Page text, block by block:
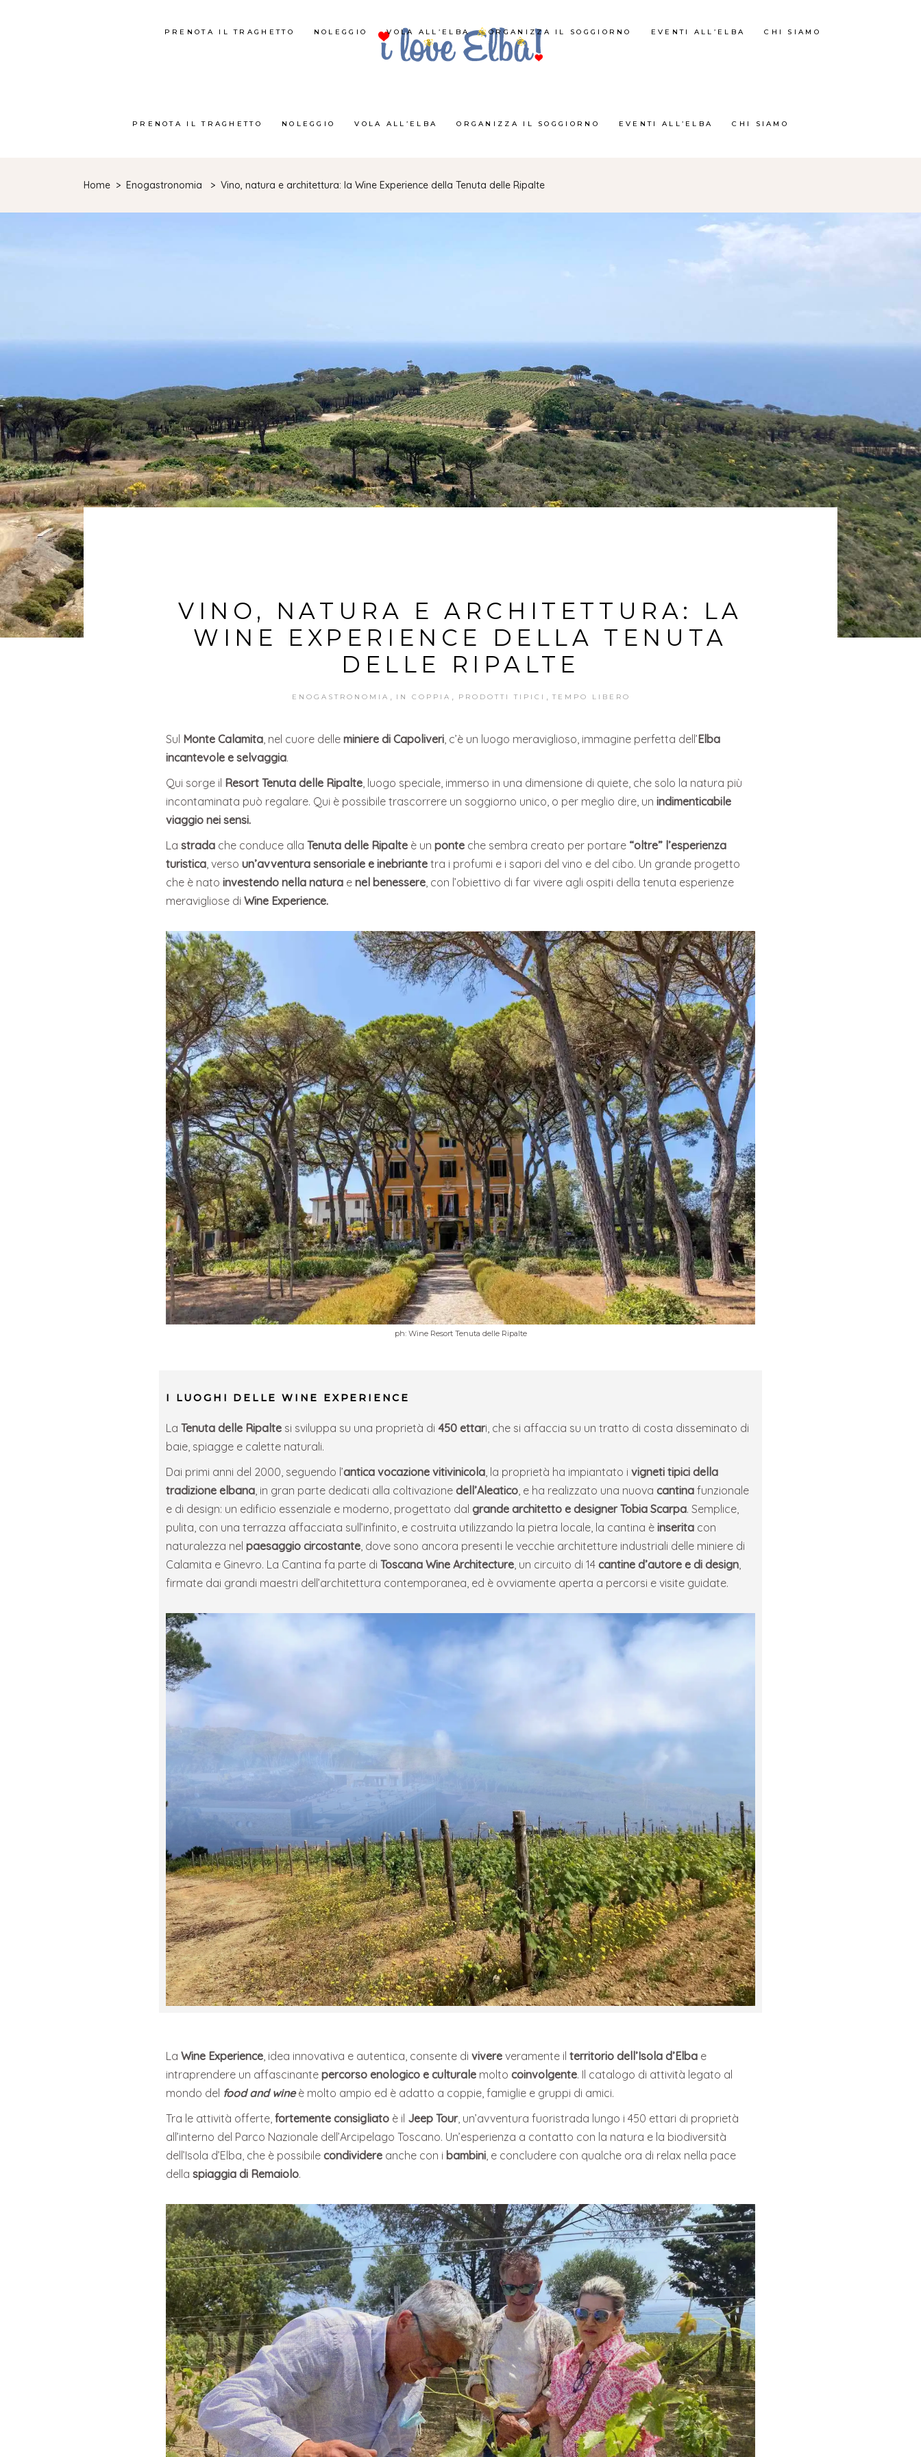
PRENOTA IL TRAGHETTO NOLEGGIO VOLA ALL’ELBA ORGANIZZA IL SOGGIORNO EVENTI ALL’ELBA CHI SIAMO
PRENOTA IL TRAGHETTO NOLEGGIO VOLA ALL’ELBA ORGANIZZA IL SOGGIORNO EVENTI ALL’ELBA CHI SIAMO
Home > Enogastronomia > Vino, natura e architettura: la Wine Experience della Tenuta delle Ripalte
VINO, NATURA E ARCHITETTURA: LA
WINE EXPERIENCE DELLA TENUTA
DELLE RIPALTE
ENOGASTRONOMIA IN COPPIA PRODOTTI TIPICI TEMPO LIBERO
Sul Monte Calamita, nel cuore delle miniere di Capoliveri, c’è un luogo meraviglioso, immagine perfetta dell’Elba
incantevole e selvaggia.
Qui sorge il Resort Tenuta delle Ripalte, luogo speciale, immerso in una dimensione di quiete, che solo la natura più
incontaminata può regalare. Qui è possibile trascorrere un soggiorno unico, o per meglio dire, un indimenticabile
viaggio nei sensi.
La strada che conduce alla Tenuta delle Ripalte è un ponte che sembra creato per portare “oltre” l’esperienza
turistica, verso un’avventura sensoriale e inebriante tra i profumi e i sapori del vino e del cibo. Un grande progetto
che è nato investendo nella natura e nel benessere, con l’obiettivo di far vivere agli ospiti della tenuta esperienze
meravigliose di Wine Experience.
ph: Wine Resort Tenuta delle Ripalte
I LUOGHI DELLE WINE EXPERIENCE
La Tenuta delle Ripalte si sviluppa su una proprietà di 450 ettari, che si affaccia su un tratto di costa disseminato di
baie, spiagge e calette naturali.
Dai primi anni del 2000, seguendo l’antica vocazione vitivinicola , la proprietà ha impiantato i vigneti tipici della
tradizione elbana , in gran parte dedicati alla coltivazione dell’Aleatico , e ha realizzato una nuova cantina funzionale
e di design: un edificio essenziale e moderno, progettato dal grande architetto e designer Tobia Scarpa. Semplice,
pulita, con una terrazza affacciata sull’infinito, e costruita utilizzando la pietra locale, la cantina è inserita con
naturalezza nel paesaggio circostante , dove sono ancora presenti le vecchie architetture industriali delle miniere di
Calamita e Ginevro. La Cantina fa parte di Toscana Wine Architecture , un circuito di 14 cantine d’autore e di design
firmate dai grandi maestri dell’architettura contemporanea, ed è ovviamente aperta a percorsi e visite guidate.
La Wine Experience , idea innovativa e autentica, consente di vivere veramente il territorio dell’Isola d’Elba e
intraprendere un affascinante percorso enologico e culturale molto coinvolgente. Il catalogo di attività legato al
mondo del food and wineè molto ampio ed è adatto a coppie, famiglie e gruppi di amici.
Tra le attività offerte, fortemente consigliato è il Jeep Tour, un’avventura fuoristrada lungo i 450 ettari di proprietà
all’interno del Parco Nazionale dell’Arcipelago Toscano. Un’esperienza a contatto con la natura e la biodiversità
dell’Isola d’Elba, che è possibile condividere anche con i bambini , e concludere con qualche ora di relax nella pace
della spiaggia di Remaiolo.